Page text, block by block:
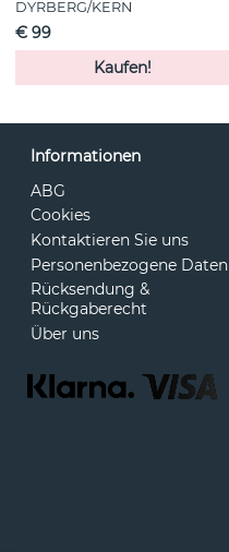
DYRBERG/KERN
€ 99
Kaufen!
Informationen
ABG
Cookies
Kontaktieren Sie uns
Personenbezogene Daten
Rücksendung &
Rückgaberecht
Über uns